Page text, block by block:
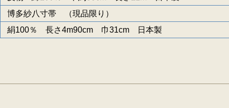
博多紗八寸帯 （現品限り）
絹100％ 長さ4m90cm 巾31cm 日本製